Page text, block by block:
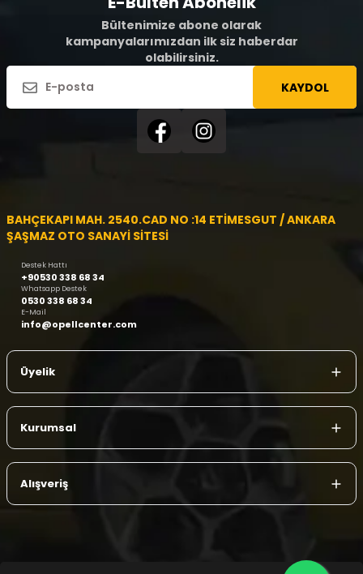
Bültenimize abone olarak
kampanyalarımızdan ilk siz haberdar
olabilirsiniz.
KAYDOL
BAHÇEKAPI MAH. 2540.CAD NO :14 ETİMESGUT / ANKARA
ŞAŞMAZ OTO SANAYİ SİTESİ
Destek Hattı
+90530 338 68 34
Whatsapp Destek
0530 338 68 34
E-Mail
info@opellcenter.com
Üyelik
Kurumsal
Alışveriş